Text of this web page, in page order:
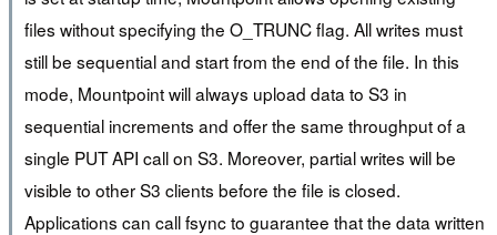
files without specifying the O_TRUNC flag. All writes must
still be sequential and start from the end of the file. In this
mode, Mountpoint will always upload data to S3 in
sequential increments and offer the same throughput of a
single PUT API call on S3. Moreover, partial writes will be
visible to other S3 clients before the file is closed.
Applications can call fsync to guarantee that the data written